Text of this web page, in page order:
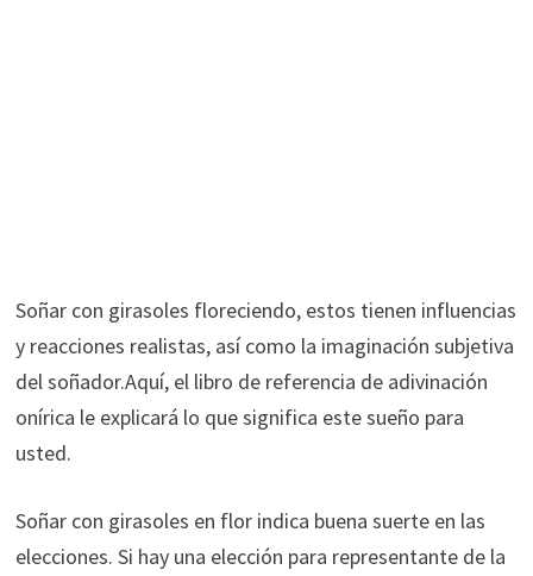
Soñar con girasoles floreciendo, estos tienen influencias
y reacciones realistas, así como la imaginación subjetiva
del soñador.Aquí, el libro de referencia de adivinación
onírica le explicará lo que significa este sueño para
usted.
Soñar con girasoles en flor indica buena suerte en las
elecciones. Si hay una elección para representante de la